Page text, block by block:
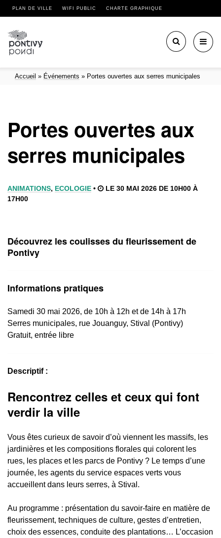
PLAN DE VILLE WIFI PUBLIC CHARTE GRAPHIQUE
Accueil » Événements » Portes ouvertes aux serres municipales
Portes ouvertes aux
serres municipales
ANIMATIONS, ECOLOGIE •
LE 30 MAI 2026 DE 10H00 À
17H00
Découvrez les coulisses du fleurissement de
Pontivy
Informations pratiques
Samedi 30 mai 2026, de 10h à 12h et de 14h à 17h
Serres municipales, rue Jouanguy, Stival (Pontivy)
Gratuit, entrée libre
Descriptif :
Rencontrez celles et ceux qui font
verdir la ville
Vous êtes curieux de savoir d’où viennent les massifs, les
jardinières et les compositions florales qui colorent les
rues, les places et les parcs de Pontivy ? Le temps d’une
journée, les agents du service espaces verts vous
accueillent dans leurs serres, à Stival.
Au programme : présentation du savoir-faire en matière de
fleurissement, techniques de culture, gestes d’entretien,
choix des essences, conduite des plantations… L’occasion